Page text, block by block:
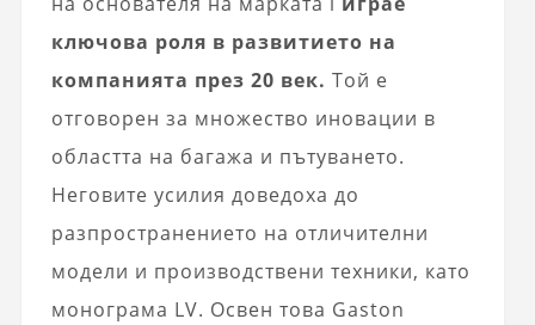
ключова роля в развитието на
компанията през 20 век. Той е
отговорен за множество иновации в
областта на багажа и пътуването.
Неговите усилия доведоха до
разпространението на отличителни
модели и производствени техники, като
монограма LV. Освен това Gaston